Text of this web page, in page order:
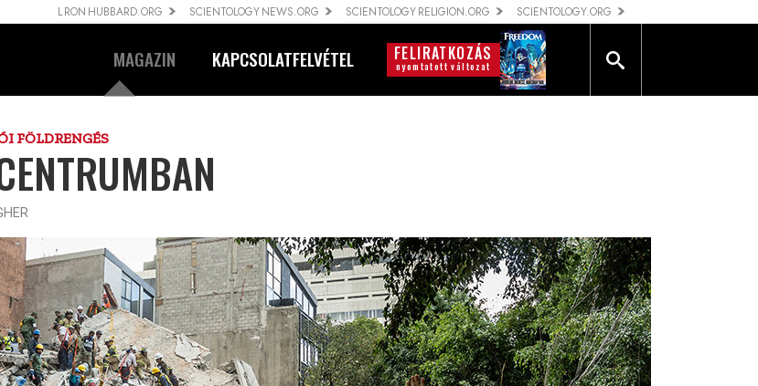
L RON HUBBARD.ORG SCIENTOLOGY NEWS.ORG SCIENTOLOGY RELIGION.ORG SCIENTOLOGY.ORG
MAGAZIN KAPCSOLATFELVÉTEL FELIRATKOZÁS
nyomtatott változat
FÖLDRENGÉS